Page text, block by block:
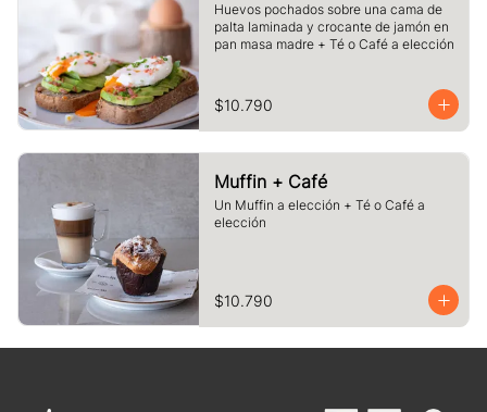
Huevos pochados sobre una cama de
palta laminada y crocante de jamón en
pan masa madre + Té o Café a elección
$10.790
Muffin + Café
Un Muffin a elección + Té o Café a
elección
$10.790